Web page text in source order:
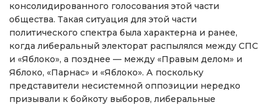
консолидированного голосования этой части
общества. Такая ситуация для этой части
политического спектра была характерна и ранее,
когда либеральный электорат распылялся между СПС
и «Яблоко», а позднее — между «Правым делом» и
Яблоко, «Парнас» и «Яблоко». А поскольку
представители несистемной оппозиции нередко
призывали к бойкоту выборов, либеральные